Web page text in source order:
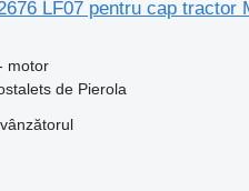
LF07 pentru cap tractor
motor
de Pierola